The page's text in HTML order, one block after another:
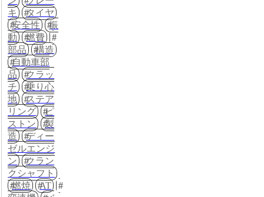
キ
タイヤ
安全性
振
動
燃費
部品
構造
自動車部
品
クラッ
チ
乗り心
地
ステア
リング
ピ
ストン
製
造
ディー
ゼルエンジ
ン
クラン
クシャフト
燃焼
AT